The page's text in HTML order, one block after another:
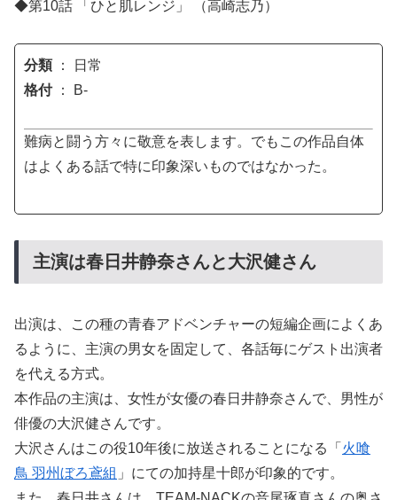
◆第10話 「ひと肌レンジ」 （高崎志乃）
分類 ： 日常
格付： B-
難病と闘う方々に敬意を表します。でもこの作品自体
はよくある話で特に印象深いものではなかった。
主演は春日井静奈さんと大沢健さん
出演は、この種の青春アドベンチャーの短編企画によくあ
るように、主演の男女を固定して、各話毎にゲスト出演者
を代える方式。
本作品の主演は、女性が女優の春日井静奈さんで、男性が
俳優の大沢健さんです。
大沢さんはこの役10年後に放送されることになる「 火喰
鳥 羽州ぼろ鳶組 」にての加持星十郎が印象的です。